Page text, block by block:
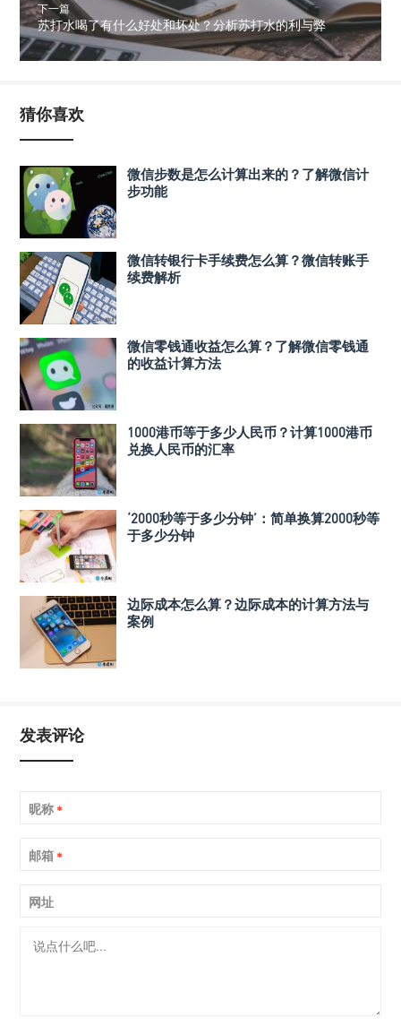
下一篇
苏打水喝了有什么好处和坏处？分析苏打水的利与弊
猜你喜欢
微信步数是怎么计算出来的？了解微信计
步功能
微信转银行卡手续费怎么算？微信转账手
续费解析
微信零钱通收益怎么算？了解微信零钱通
的收益计算方法
1000港币等于多少人民币？计算1000港币
兑换人民币的汇率
‘2000秒等于多少分钟’：简单换算2000秒等
于多少分钟
边际成本怎么算？边际成本的计算方法与
案例
发表评论
昵称 *
邮箱 *
网址